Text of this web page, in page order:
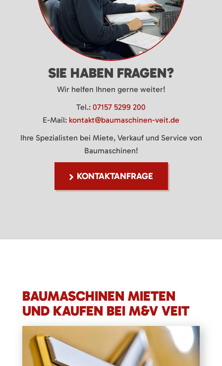
SIE HABEN FRAGEN?
Wir helfen Ihnen gerne weiter!
Tel.: 07157 5299 200
E-Mail: kontakt@baumaschinen-veit.de
Ihre Spezialisten bei Miete, Verkauf und Service von
Baumaschinen!
KONTAKTANFRAGE
BAUMASCHINEN MIETEN
UND KAUFEN BEI M&V VEIT